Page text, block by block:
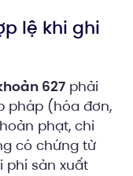
lệ khi ghi
627 phải
pháp (hóa đơn,
phạt, chi
có chứng từ
phí sản xuất